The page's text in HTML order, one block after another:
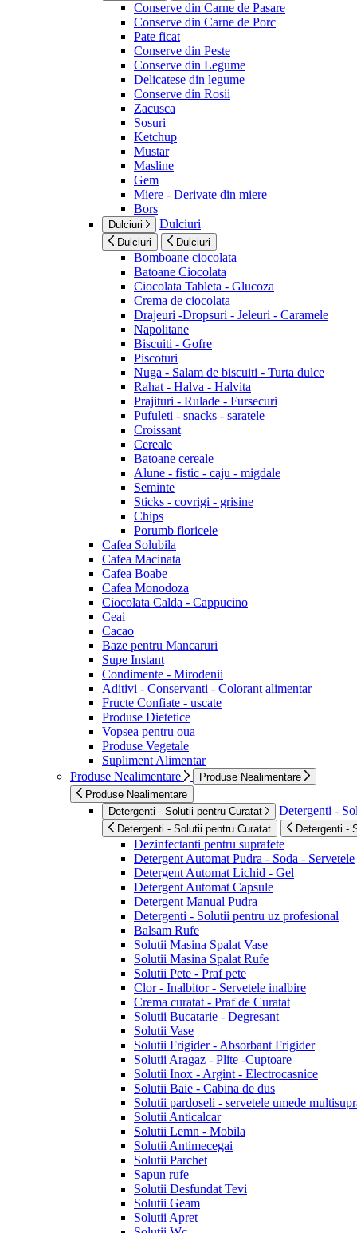
Conserve din Carne de Pasare
Conserve din Carne de Porc
Pate ficat
Conserve din Peste
Conserve din Legume
Delicatese din legume
Conserve din Rosii
Zacusca
Sosuri
Ketchup
Mustar
Masline
Gem
Miere - Derivate din miere
Bors
Dulciuri Dulciuri
Dulciuri Dulciuri
Bomboane ciocolata
Batoane Ciocolata
Ciocolata Tableta - Glucoza
Crema de ciocolata
Drajeuri -Dropsuri - Jeleuri - Caramele
Napolitane
Biscuiti - Gofre
Piscoturi
Nuga - Salam de biscuiti - Turta dulce
Rahat - Halva - Halvita
Prajituri - Rulade - Fursecuri
Pufuleti - snacks - saratele
Croissant
Cereale
Batoane cereale
Alune - fistic - caju - migdale
Seminte
Sticks - covrigi - grisine
Chips
Porumb floricele
Cafea Solubila
Cafea Macinata
Cafea Boabe
Cafea Monodoza
Ciocolata Calda - Cappucino
Ceai
Cacao
Baze pentru Mancaruri
Supe Instant
Condimente - Mirodenii
Aditivi - Conservanti - Colorant alimentar
Fructe Confiate - uscate
Produse Dietetice
Vopsea pentru oua
Produse Vegetale
Supliment Alimentar
Produse Nealimentare
Produse Nealimentare
Produse Nealimentare
Detergenti - Solutii pentru Curatat
Detergenti -
Detergenti - Solutii pentru Curatat Detergenti -
Dezinfectanti pentru suprafete
Detergent Automat Pudra - Soda - Servetele
Detergent Automat Lichid - Gel
Detergent Automat Capsule
Detergent Manual Pudra
Detergenti - Solutii pentru uz profesional
Balsam Rufe
Solutii Masina Spalat Vase
Solutii Masina Spalat Rufe
Solutii Pete - Praf pete
Clor - Inalbitor - Servetele inalbire
Crema curatat - Praf de Curatat
Solutii Bucatarie - Degresant
Solutii Vase
Solutii Frigider - Absorbant Frigider
Solutii Aragaz - Plite -Cuptoare
Solutii Inox - Argint - Electrocasnice
Solutii Baie - Cabina de dus
Solutii pardoseli - servetele umede
Solutii Anticalcar
Solutii Lemn - Mobila
Solutii Antimecegai
Solutii Parchet
Sapun rufe
Solutii Desfundat Tevi
Solutii Geam
Solutii Apret